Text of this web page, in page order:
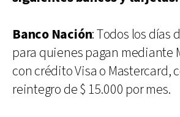
Banco Nación: Todos los días
para quienes pagan mediante
con crédito Visa o Mastercard,
reintegro de $ 15.000 por mes.